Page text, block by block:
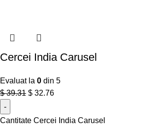
Cercei India Carusel
Evaluat la 0 din 5
$39.31 $ 32.76
Cantitate Cercei India Carusel